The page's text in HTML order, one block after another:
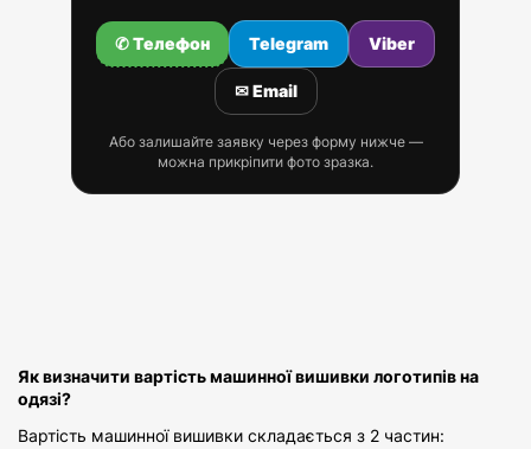
✆ Телефон Telegram Viber
✉ Email
Або залишайте заявку через форму нижче —
можна прикріпити фото зразка.
Як визначити вартість машинної вишивки логотипів на
одязі?
Вартість машинної вишивки складається з 2 частин: